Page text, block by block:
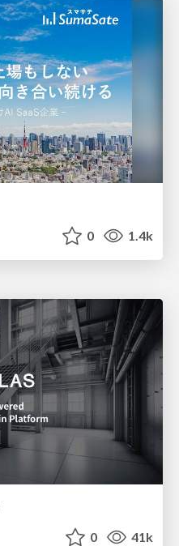
0 1.4k
0 41k